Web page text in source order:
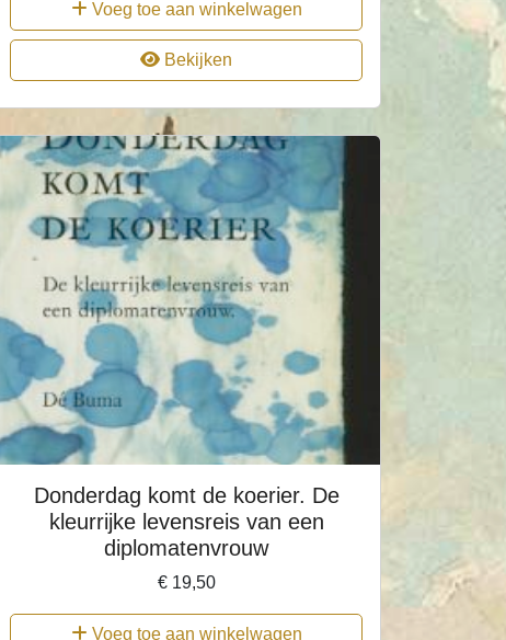
Voeg toe aan winkelwagen
Bekijken
Donderdag komt de koerier. De
kleurrijke levensreis van een
diplomatenvrouw
€19,50
Voeg toe aan winkelwagen